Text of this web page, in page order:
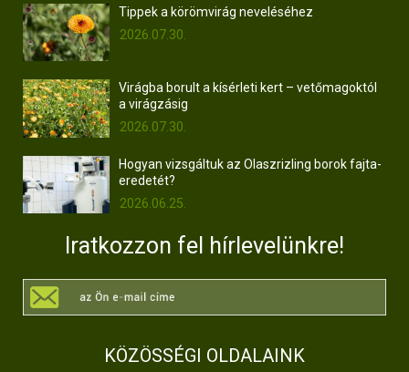
Tippek a körömvirág neveléséhez
2026.07.30.
Virágba borult a kísérleti kert – vetőmagoktól
a virágzásig
2026.07.30.
Hogyan vizsgáltuk az Olaszrizling borok fajta-
eredetét?
2026.06.25.
Iratkozzon fel hírlevelünkre!
KÖZÖSSÉGI OLDALAINK